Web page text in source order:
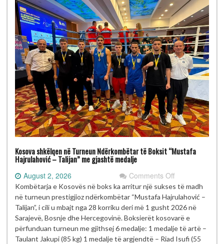
Kosova shkëlqen në Turneun Ndërkombëtar të Boksit “Mustafa
Hajrulahović – Talijan” me gjashtë medalje
August 2, 2026 Comments Offon
Kosova
shkëlqen
në
Turneun
Ndërkombëtar
të
Kombëtarja e Kosovës në boks ka arritur një sukses të madh
në turneun prestigjioz ndërkombëtar “Mustafa Hajrulahović –
Talijan”, i cili u mbajt nga 28 korriku deri më 1 gusht 2026 në
Sarajevë, Bosnje dhe Hercegovinë. Boksierët kosovarë e
përfunduan turneun me gjithsej 6 medalje: 1 medalje të artë –
Taulant Jakupi (85 kg) 1 medalje të argjendtë – Riad Isufi (55